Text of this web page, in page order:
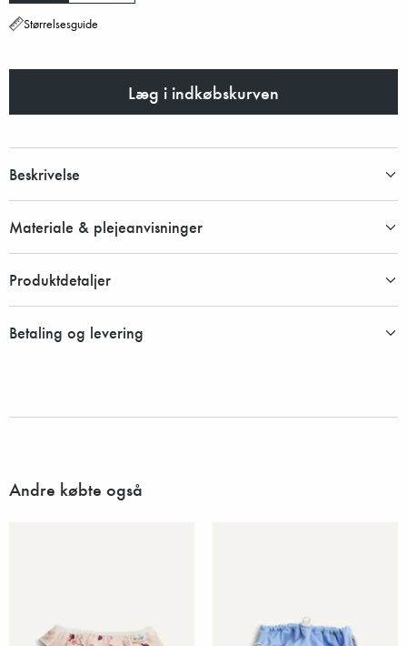
Størrelsesguide
Læg i indkøbskurven
Beskrivelse
Materiale & plejeanvisninger
Produktdetaljer
Betaling og levering
Andre købte også